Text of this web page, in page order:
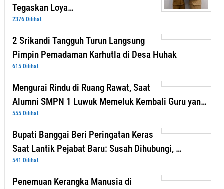
Tegaskan Loya…
2376 Dilihat
2 Srikandi Tangguh Turun Langsung
Pimpin Pemadaman Karhutla di Desa Huhak
615 Dilihat
Mengurai Rindu di Ruang Rawat, Saat
Alumni SMPN 1 Luwuk Memeluk Kembali Guru yan…
555 Dilihat
Bupati Banggai Beri Peringatan Keras
Saat Lantik Pejabat Baru: Susah Dihubungi, …
541 Dilihat
Penemuan Kerangka Manusia di